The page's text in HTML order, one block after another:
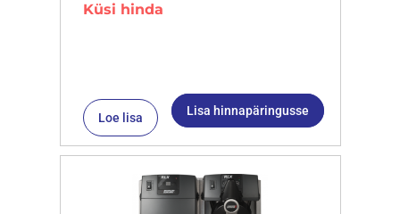
Küsi hinda
Loe lisa Lisa hinnapäringusse